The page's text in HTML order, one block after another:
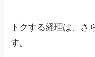
トクする経理は、さ
す。